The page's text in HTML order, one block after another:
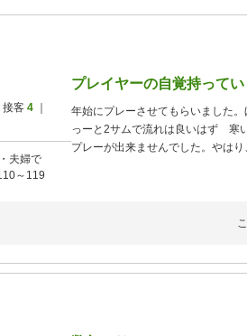
接客 4
夫婦で
～119
プレイヤーの自覚持って
年始にプレーさせてもらいまし
っーと2サムで流れは良いはず
プレーが出来ませんでした。やは